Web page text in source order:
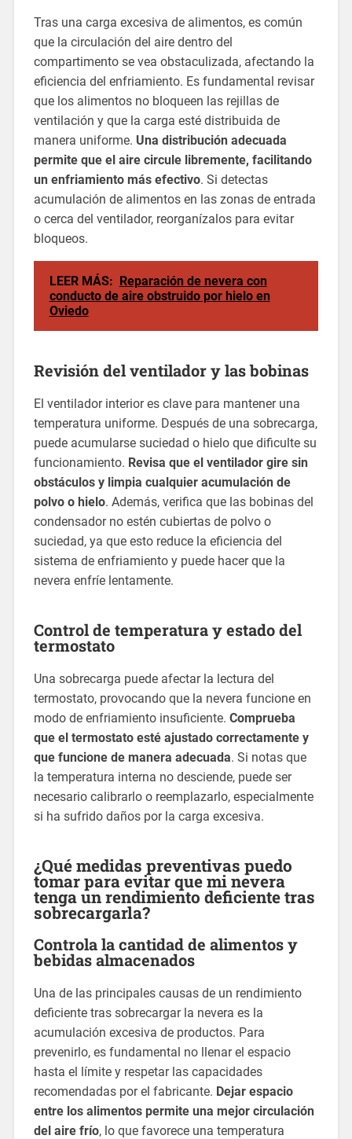
Tras una carga excesiva de alimentos, es común
que la circulación del aire dentro del
compartimento se vea obstaculizada, afectando la
eficiencia del enfriamiento. Es fundamental revisar
que los alimentos no bloqueen las rejillas de
ventilación y que la carga esté distribuida de
manera uniforme. Una distribución adecuada
permite que el aire circule libremente, facilitando
un enfriamiento más efectivo. Si detectas
acumulación de alimentos en las zonas de entrada
o cerca del ventilador, reorganízalos para evitar
bloqueos.
LEER MÁS: Reparación de nevera con
conducto de aire obstruido por hielo en
Oviedo
Revisión del ventilador y las bobinas
El ventilador interior es clave para mantener una
temperatura uniforme. Después de una sobrecarga,
puede acumularse suciedad o hielo que dificulte su
funcionamiento. Revisa que el ventilador gire sin
obstáculos y limpia cualquier acumulación de
polvo o hielo. Además, verifica que las bobinas del
condensador no estén cubiertas de polvo o
suciedad, ya que esto reduce la eficiencia del
sistema de enfriamiento y puede hacer que la
nevera enfríe lentamente.
Control de temperatura y estado del
termostato
Una sobrecarga puede afectar la lectura del
termostato, provocando que la nevera funcione en
modo de enfriamiento insuficiente. Comprueba
que el termostato esté ajustado correctamente y
que funcione de manera adecuada. Si notas que
la temperatura interna no desciende, puede ser
necesario calibrarlo o reemplazarlo, especialmente
si ha sufrido daños por la carga excesiva.
¿Qué medidas preventivas puedo
tomar para evitar que mi nevera
tenga un rendimiento deficiente tras
sobrecargarla?
Controla la cantidad de alimentos y
bebidas almacenados
Una de las principales causas de un rendimiento
deficiente tras sobrecargar la nevera es la
acumulación excesiva de productos. Para
prevenirlo, es fundamental no llenar el espacio
hasta el límite y respetar las capacidades
recomendadas por el fabricante. Dejar espacio
entre los alimentos permite una mejor circulación
del aire frío, lo que favorece una temperatura